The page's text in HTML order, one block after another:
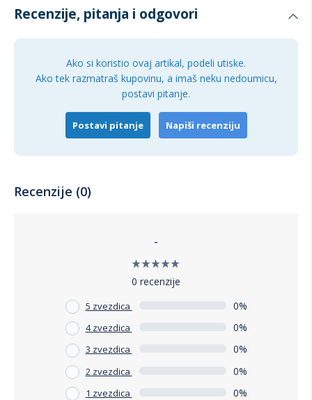
Recenzije, pitanja i odgovori
Ako si koristio ovaj artikal, podeli utiske.
Ako tek razmatraš kupovinu, a imaš neku nedoumicu,
postavi pitanje.
Postavi pitanje Napiši recenziju
Recenzije (0)
-
0 recenzije
5 zvezdica 0%
4 zvezdica 0%
3 zvezdica 0%
2 zvezdica 0%
1 zvezdica 0%